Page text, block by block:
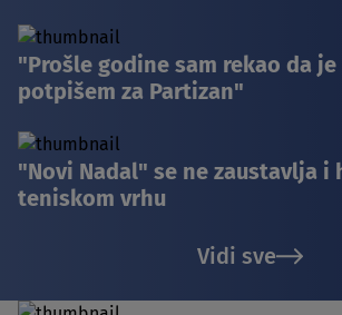
"Prošle godine sam rekao da je
potpišem za Partizan"
"Novi Nadal" se ne zaustavlja i
teniskom vrhu
Vidi sve